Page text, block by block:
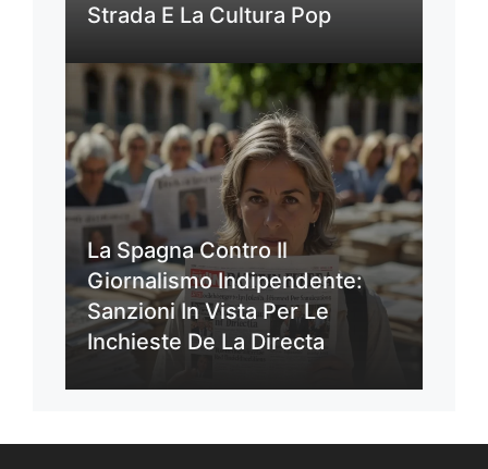
Strada E La Cultura Pop
La Spagna Contro Il
Giornalismo Indipendente:
Sanzioni In Vista Per Le
Inchieste De La Directa